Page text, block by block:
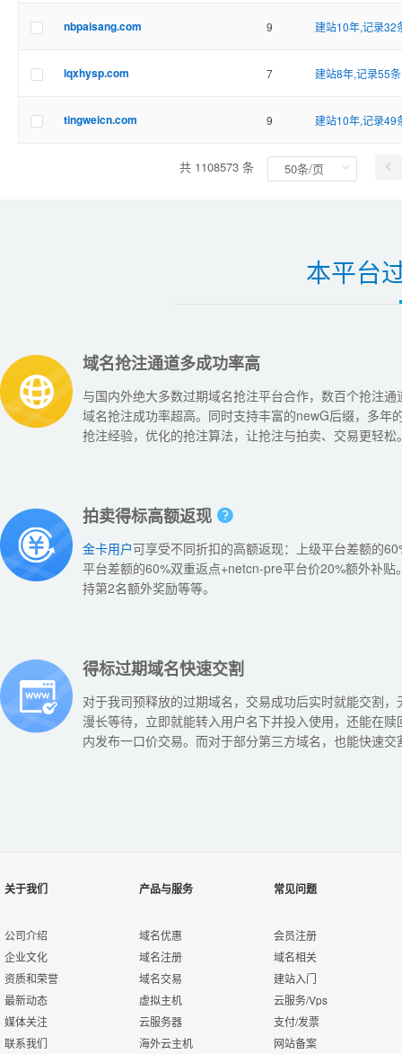
nbpaisang.com 9 建站10年,记录32
lqxhysp.com 7 建站8年,记录55条
tingweicn.com 9 建站10年,记录49
共 1108573 条
本平台
域名抢注通道多成功率高
与国内外绝大多数过期域名抢注平台合作，数百个抢注通
域名抢注成功率超高。同时支持丰富的newG后缀，多年
抢注经验，优化的抢注算法，让抢注与拍卖、交易更轻松
拍卖得标高额返现
金卡用户可享受不同折扣的高额返现：上级平台差额的
平台差额的60%双重返点+netcn-pre平台价20%额外补贴
持第2名额外奖励等等。
得标过期域名快速交割
对于我司预释放的过期域名，交易成功后实时就能交割，
漫长等待，立即就能转入用户名下并投入使用，还能在赎
内发布一口价交易。而对于部分第三方域名，也能快速交
关于我们
公司介绍
企业文化
资质和荣誉
最新动态
媒体关注
联系我们
产品与服务
域名优惠
域名注册
域名交易
虚拟主机
云服务器
海外云主机
常见问题
会员注册
域名相关
建站入门
云服务/Vps
支付/发票
网站备案